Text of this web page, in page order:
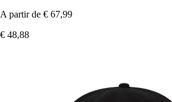
A partir de € 67,99
€ 48,88